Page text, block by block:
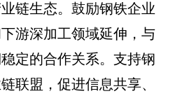
链生态。鼓励钢铁企业
游深加工领域延伸，与
定的合作关系。支持钢
联盟，促进信息共享、